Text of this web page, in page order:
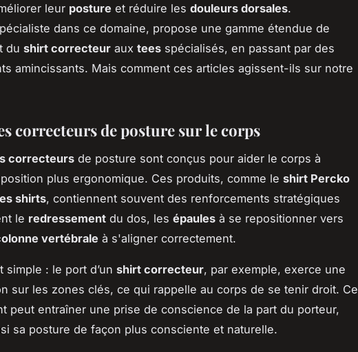
leur posture et réduire les douleurs dorsales.
dans ce domaine, propose une gamme étendue de
du shirt correcteur aux tees spécialisés, en passant par des
amincissants. Mais comment ces articles agissent-ils sur notre
correcteurs de posture sur le corps
correcteurs de posture sont conçus pour aider le corps à
plus ergonomique. Ces produits, comme le shirt Percko
shirts, contiennent souvent des renforcements stratégiques
le redressement du dos, les épaules à se repositionner vers
vertébrale à s'aligner correctement.
simple : le port d’un shirt correcteur, par exemple, exerce une
sur les zones clés, ce qui rappelle au corps de se tenir droit. Ce
peut entraîner une prise de conscience de la part du porteur,
sa posture de façon plus consciente et naturelle.